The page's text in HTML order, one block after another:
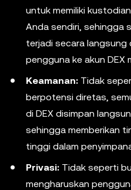
untuk memiliki
Anda sendiri, sehingga
terjadi secara
pengguna ke akun DEX
Keamanan: Tidak
berpotensi diretas,
di DEX disimpan
sehingga memberikan
tinggi dalam
Privasi: Tidak seperti
mengharuskan